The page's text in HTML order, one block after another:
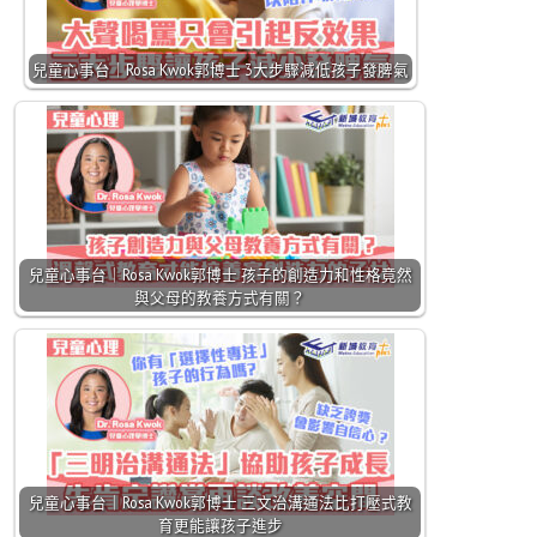
兒童心事台｜Rosa Kwok郭博士 3大步驟減低孩子發脾氣
兒童心事台｜Rosa Kwok郭博士 孩子的創造力和性格竟然
與父母的教養方式有關？
兒童心事台｜Rosa Kwok郭博士 三文治溝通法比打壓式教
育更能讓孩子進步